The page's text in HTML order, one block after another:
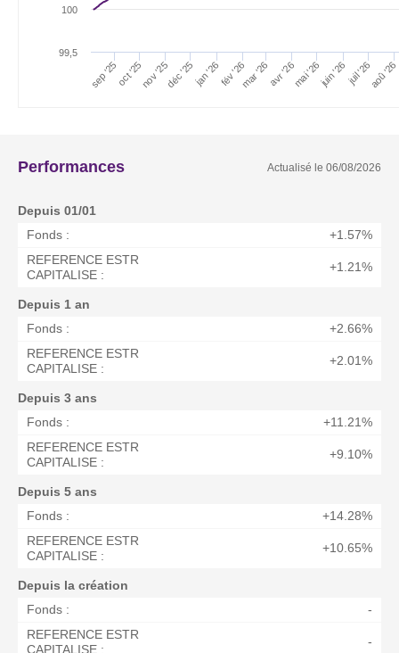
déc '25 juin '26
sep '25oct '25nov '25 jan '26fév '26mar '26avr '26mai '26 juil '26aoû '26
99,5
100
Performances Actualisé le 06/08/2026
Depuis 01/01
Fonds :
+1.57%
REFERENCE ESTR
CAPITALISE :
+1.21%
Depuis 1 an
Fonds :
+2.66%
REFERENCE ESTR
CAPITALISE :
+2.01%
Depuis 3 ans
Fonds :
+11.21%
REFERENCE ESTR
CAPITALISE :
+9.10%
Depuis 5 ans
Fonds :
+14.28%
REFERENCE ESTR
CAPITALISE :
+10.65%
Depuis la création
Fonds :
-
REFERENCE ESTR
CAPITALISE :
-